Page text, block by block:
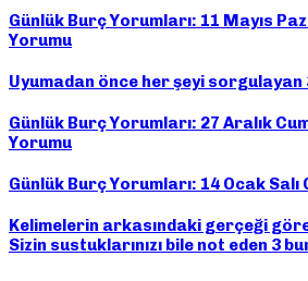
Günlük Burç Yorumları: 11 Mayıs
Yorumu
Uyumadan önce her şeyi
Günlük Burç Yorumları: 27 Aralık
Yorumu
Günlük Burç Yorumları: 14 Ocak
Kelimelerin arkasındaki gerçeği
Sizin sustuklarınızı bile not eden 3